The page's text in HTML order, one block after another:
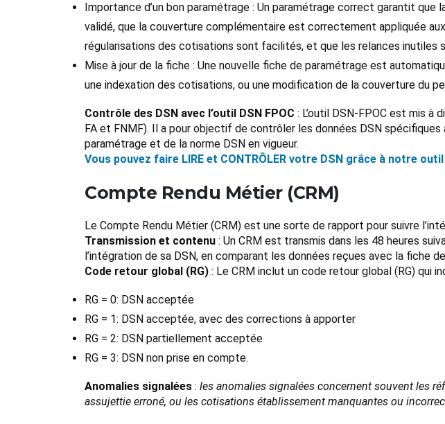
Importance d’un bon paramétrage : Un paramétrage correct garantit
validé, que la couverture complémentaire est correctement appliquée
régularisations des cotisations sont facilités, et que les relances inutiles
Mise à jour de la fiche : Une nouvelle fiche de paramétrage est
une indexation des cotisations, ou une modification de la couverture du
Contrôle des DSN avec l’outil DSN FPOC : L’outil DSN-FPOC est mis
FA et FNMF). Il a pour objectif de contrôler les données DSN
paramétrage et de la norme DSN en vigueur.
Vous pouvez faire LIRE et CONTRÔLER votre DSN grâce à notre
Compte Rendu Métier (CRM)
Le Compte Rendu Métier (CRM) est une sorte de rapport pour suivre
Transmission et contenu : Un CRM est transmis dans les 48 heures
l’intégration de sa DSN, en comparant les données reçues avec la fiche
Code retour global (RG) : Le CRM inclut un code retour global (RG) qui
RG = 0: DSN acceptée
RG = 1: DSN acceptée, avec des corrections à apporter
RG = 2: DSN partiellement acceptée
RG = 3: DSN non prise en compte.
Anomalies signalées : les anomalies signalées concernent souvent les
assujettie erroné, ou les cotisations établissement manquantes ou